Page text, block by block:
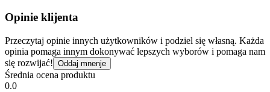
Opinie klijenta
Przeczytaj opinie innych użytkowników i podziel się własną. Każda
opinia pomaga innym dokonywać lepszych wyborów i pomaga nam
się rozwijać! Oddaj mnenje
Średnia ocena produktu
0.0